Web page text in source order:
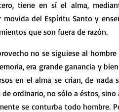
tiene en sí el alma,
del Espíritu Santo y
que son fuera de razón.
no se siguiese al
era grande ganancia y
en el alma se crían, de
de ordinario, no sólo a éstos,
se conturba todo hombre.